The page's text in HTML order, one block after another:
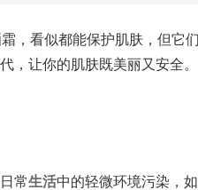
，看似都能保护肌肤，但它
，让你的肌肤既美丽又安全。
常生活中的轻微环境污染，